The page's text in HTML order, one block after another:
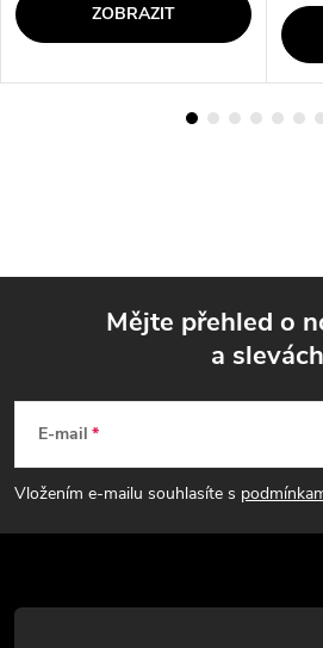
ZOBRAZIT
p
a
t
Mějte přehled o
a slevách
E-mail
Vložením e-mailu souhlasíte s